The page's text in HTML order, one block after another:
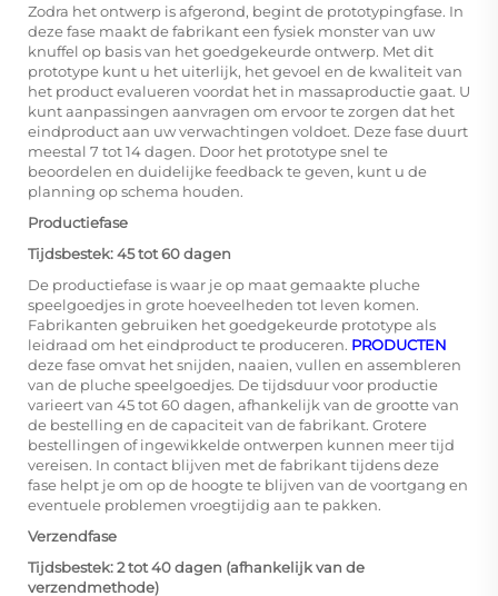
Zodra het ontwerp is afgerond, begint de prototypingfase. In
deze fase maakt de fabrikant een fysiek monster van uw
knuffel op basis van het goedgekeurde ontwerp. Met dit
prototype kunt u het uiterlijk, het gevoel en de kwaliteit van
het product evalueren voordat het in massaproductie gaat. U
kunt aanpassingen aanvragen om ervoor te zorgen dat het
eindproduct aan uw verwachtingen voldoet. Deze fase duurt
meestal 7 tot 14 dagen. Door het prototype snel te
beoordelen en duidelijke feedback te geven, kunt u de
planning op schema houden.
Productiefase
Tijdsbestek: 45 tot 60 dagen
De productiefase is waar je op maat gemaakte pluche
speelgoedjes in grote hoeveelheden tot leven komen.
Fabrikanten gebruiken het goedgekeurde prototype als
leidraad om het eindproduct te produceren. PRODUCTEN
deze fase omvat het snijden, naaien, vullen en assembleren
van de pluche speelgoedjes. De tijdsduur voor productie
varieert van 45 tot 60 dagen, afhankelijk van de grootte van
de bestelling en de capaciteit van de fabrikant. Grotere
bestellingen of ingewikkelde ontwerpen kunnen meer tijd
vereisen. In contact blijven met de fabrikant tijdens deze
fase helpt je om op de hoogte te blijven van de voortgang en
eventuele problemen vroegtijdig aan te pakken.
Verzendfase
Tijdsbestek: 2 tot 40 dagen (afhankelijk van de
verzendmethode)